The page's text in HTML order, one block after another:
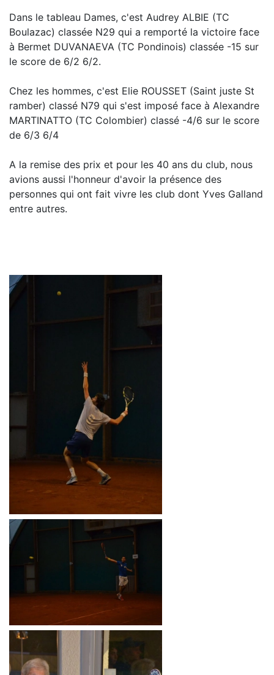
Dans le tableau Dames, c'est Audrey ALBIE (TC
Boulazac) classée N29 qui a remporté la victoire face
à Bermet DUVANAEVA (TC Pondinois) classée -15 sur
le score de 6/2 6/2.
Chez les hommes, c'est Elie ROUSSET (Saint juste St
ramber) classé N79 qui s'est imposé face à Alexandre
MARTINATTO (TC Colombier) classé -4/6 sur le score
de 6/3 6/4
A la remise des prix et pour les 40 ans du club, nous
avions aussi l'honneur d'avoir la présence des
personnes qui ont fait vivre les club dont Yves Galland
entre autres.